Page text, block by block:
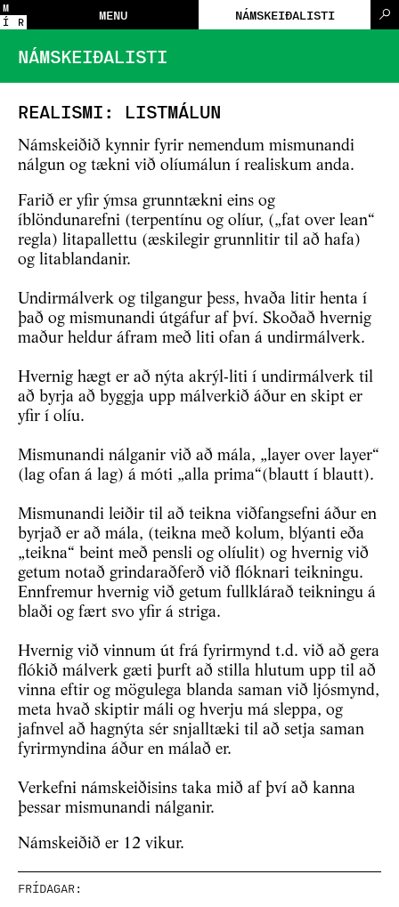
M
Í
R MENU NÁMSKEIÐALISTI
NÁMSKEIÐALISTI
REALISMI: LISTMÁLUN
Námskeiðið kynnir fyrir nemendum mismunandi
nálgun og tækni við olíumálun í realiskum anda.
Farið er yfir ýmsa grunntækni eins og
íblöndunarefni (terpentínu og olíur, („fat over lean“
regla) litapallettu (æskilegir grunnlitir til að hafa)
og litablandanir.
Undirmálverk og tilgangur þess, hvaða litir henta í
það og mismunandi útgáfur af því. Skoðað hvernig
maður heldur áfram með liti ofan á undirmálverk.
Hvernig hægt er að nýta akrýl-liti í undirmálverk til
að byrja að byggja upp málverkið áður en skipt er
yfir í olíu.
Mismunandi nálganir við að mála, „layer over layer“
(lag ofan á lag) á móti „alla prima“(blautt í blautt).
Mismunandi leiðir til að teikna viðfangsefni áður en
byrjað er að mála, (teikna með kolum, blýanti eða
„teikna“ beint með pensli og olíulit) og hvernig við
getum notað grindaraðferð við flóknari teikningu.
Ennfremur hvernig við getum fullklárað teikningu á
blaði og fært svo yfir á striga.
Hvernig við vinnum út frá fyrirmynd t.d. við að gera
flókið málverk gæti þurft að stilla hlutum upp til að
vinna eftir og mögulega blanda saman við ljósmynd,
meta hvað skiptir máli og hverju má sleppa, og
jafnvel að hagnýta sér snjalltæki til að setja saman
fyrirmyndina áður en málað er.
Verkefni námskeiðisins taka mið af því að kanna
þessar mismunandi nálganir.
Námskeiðið er 12 vikur.
FRÍDAGAR: